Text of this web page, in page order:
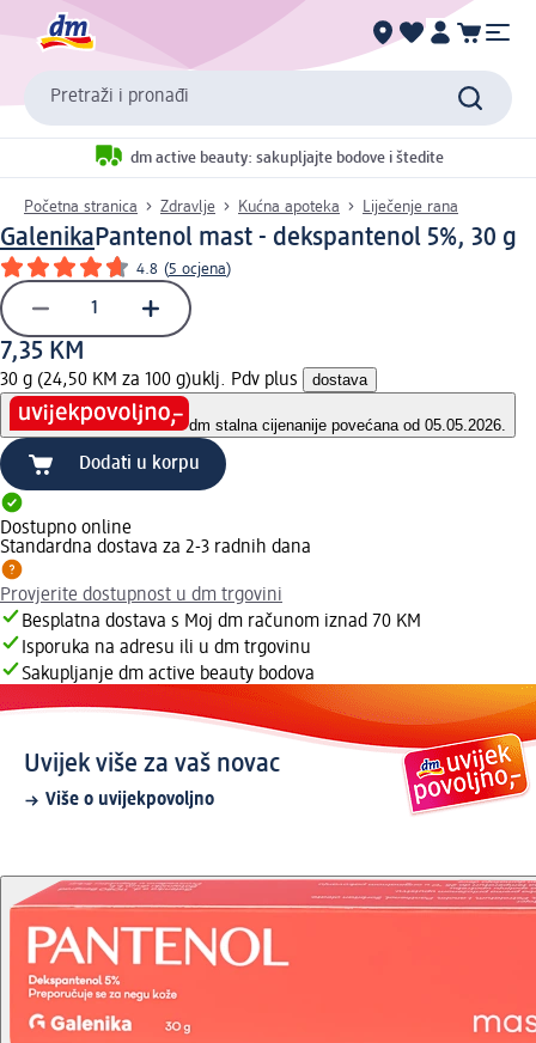
Pretraži i pronađi
dm active beauty: sakupljajte bodove i štedite
Početna stranica Zdravlje Kućna apoteka Liječenje rana
GalenikaPantenol mast - dekspantenol 5%, 30 g
4.8 (5 ocjena)
7,35 KM
30 g (24,50 KM za 100 g)uklj. Pdv plus dostava
dm stalna cijenanije povećana od 05.05.2026.
Dodati u korpu
Dostupno online
Standardna dostava za 2-3 radnih dana
Provjerite dostupnost u dm trgovini
Besplatna dostava s Moj dm računom iznad 70 KM
Isporuka na adresu ili u dm trgovinu
Sakupljanje dm active beauty bodova
Uvijek više za vaš novac
Više o uvijekpovoljno